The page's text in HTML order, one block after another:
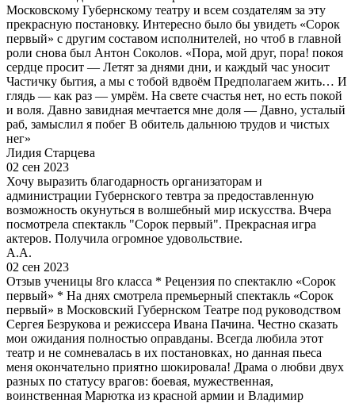
Московскому Губернскому театру и всем создателям за эту
прекрасную постановку. Интересно было бы увидеть «Сорок
первый» с другим составом исполнителей, но чтоб в главной
роли снова был Антон Соколов. «Пора, мой друг, пора! покоя
сердце просит — Летят за днями дни, и каждый час уносит
Частичку бытия, а мы с тобой вдвоём Предполагаем жить… И
глядь — как раз — умрём. На свете счастья нет, но есть покой
и воля. Давно завидная мечтается мне доля — Давно, усталый
раб, замыслил я побег В обитель дальнюю трудов и чистых
нег»
Лидия Старцева
02 сен 2023
Хочу выразить благодарность организаторам и
администрации Губернского тевтра за предоставленную
возможность окунуться в волшебный мир искусства. Вчера
посмотрела спектакль "Сорок первый". Прекрасная игра
актеров. Получила огромное удовольствие.
А.А.
02 сен 2023
Отзыв ученицы 8го класса * Рецензия по спектаклю «Сорок
первый» * На днях смотрела премьерный спектакль «Сорок
первый» в Московский Губернском Театре под руководством
Сергея Безрукова и режиссера Ивана Пачина. Честно сказать
мои ожидания полностью оправданы. Всегда любила этот
театр и не сомневалась в их постановках, но данная пьеса
меня окончательно приятно шокировала! Драма о любви двух
разных по статусу врагов: боевая, мужественная,
воинственная Марютка из красной армии и Владимир